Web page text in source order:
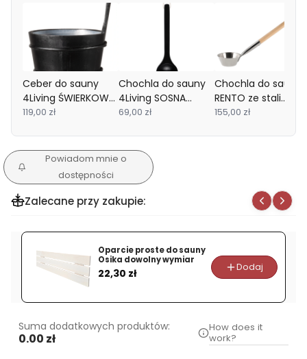
Ceber do sauny
4Living ŚWIERKOWY
CZARNY
119,00 zł
Chochla do sauny
4Living SOSNA
CZARNA
69,00 zł
Chochla do sauny
RENTO ze stali
nierdzewnej
155,00 zł
Powiadom mnie o
dostępności
Zalecane przy zakupie:
Oparcie proste do sauny
Osika dowolny wymiar
Cena
22,30 zł Dodaj
Suma dodatkowych produktów:
0.00 zł
How does it
work?